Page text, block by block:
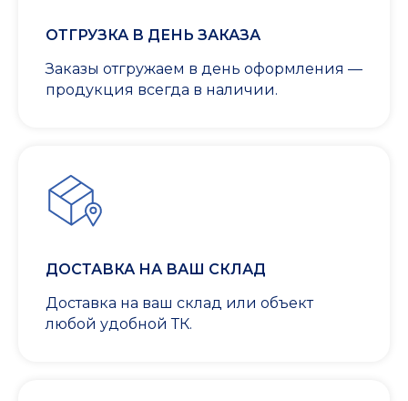
ОТГРУЗКА В ДЕНЬ ЗАКАЗА
Заказы отгружаем в день оформления —
продукция всегда в наличии.
ДОСТАВКА НА ВАШ СКЛАД
Доставка на ваш склад или объект
любой удобной ТК.